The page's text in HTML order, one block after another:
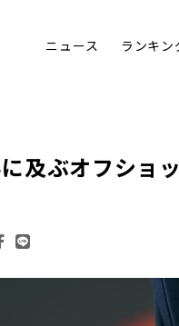
ニュース ランキン
及ぶオフショ